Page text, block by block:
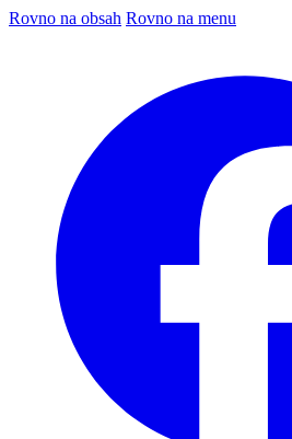
Rovno na obsah Rovno na menu